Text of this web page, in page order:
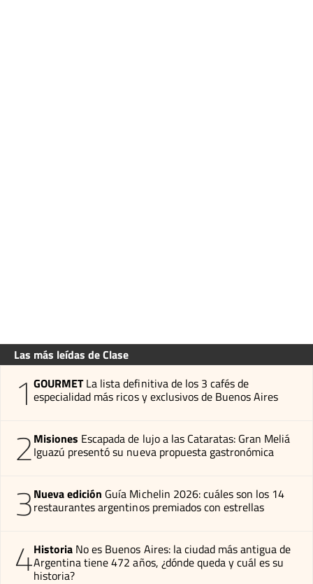
Las más leídas de Clase
1 GOURMET La lista definitiva de los 3 cafés de
especialidad más ricos y exclusivos de Buenos Aires
2Misiones Escapada de lujo a las Cataratas: Gran Meliá
Iguazú presentó su nueva propuesta gastronómica
3Nueva edición Guía Michelin 2026: cuáles son los 14
restaurantes argentinos premiados con estrellas
4Historia No es Buenos Aires: la ciudad más antigua de
Argentina tiene 472 años, ¿dónde queda y cuál es su
historia?